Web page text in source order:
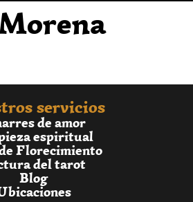
servicios
de amor
espiritual
Florecimiento
del tarot
Blog